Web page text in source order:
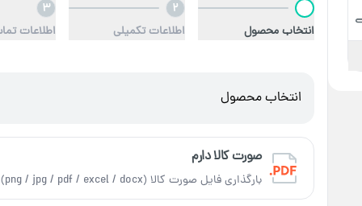
انتخاب محصول
2
اطلاعات تکمیلی
3
اطلاعات
انتخاب محصول
صورت کالا دارم
بارگذاری فایل صورت کالا (png / jpg / pdf / excel / docx)